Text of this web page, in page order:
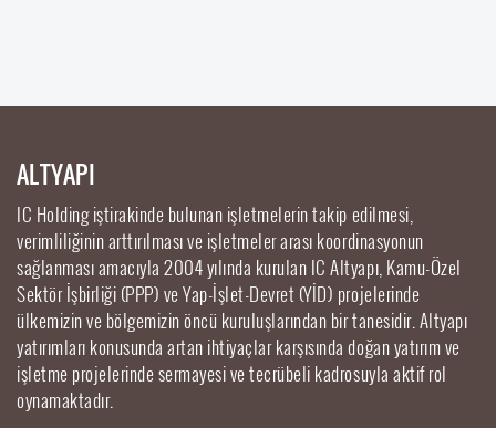
ALTYAPI
IC Holding iştirakinde bulunan işletmelerin takip edilmesi,
verimliliğinin arttırılması ve işletmeler arası koordinasyonun
sağlanması amacıyla 2004 yılında kurulan IC Altyapı, Kamu-Özel
Sektör İşbirliği (PPP) ve Yap-İşlet-Devret (YİD) projelerinde
ülkemizin ve bölgemizin öncü kuruluşlarından bir tanesidir. Altyapı
yatırımları konusunda artan ihtiyaçlar karşısında doğan yatırım ve
işletme projelerinde sermayesi ve tecrübeli kadrosuyla aktif rol
oynamaktadır.